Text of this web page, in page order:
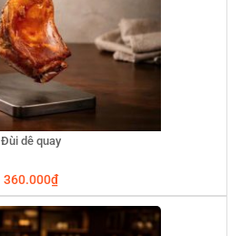
Đùi dê quay
360.000₫